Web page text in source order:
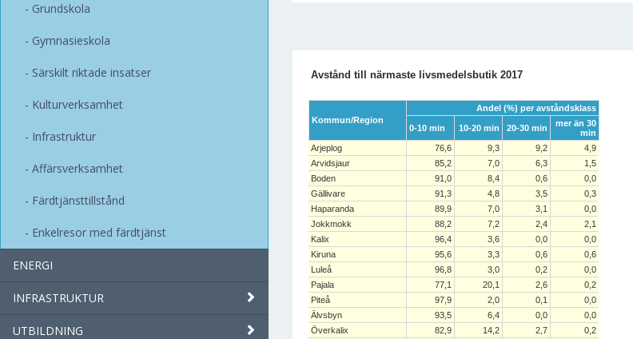
Grundskola
Gymnasieskola
Särskilt riktade insatser
Kulturverksamhet
Infrastruktur
Affärsverksamhet
Färdtjänsttillstånd
Enkelresor med färdtjänst
ENERGI
INFRASTRUKTUR
UTBILDNING
Avstånd till närmaste livsmedelsbutik 2017
Kommun/Region
Andel (%) per avståndsklass
0-10 min 10-20 min 20-30 min
mer än 30
min
Arjeplog
76,6 9,3 9,2
4,9
Arvidsjaur
85,2 7,0 6,3
1,5
Boden
91,0 8,4 0,6
0,0
Gällivare
91,3 4,8 3,5
0,3
Haparanda
89,9 7,0 3,1
0,0
Jokkmokk
88,2 7,2 2,4
2,1
Kalix
96,4 3,6 0,0
0,0
Kiruna
95,6 3,3 0,6
0,6
Luleå
96,8 3,0 0,2
0,0
Pajala
77,1 20,1 2,6
0,2
Piteå
97,9 2,0 0,1
0,0
Älvsbyn
93,5 6,4 0,0
0,0
Överkalix
82,9 14,2 2,7
0,2